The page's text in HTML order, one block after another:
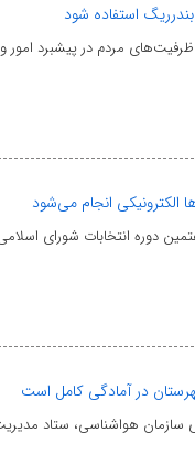
استفاده شود
ظرفیت‌های مردم در پیشبرد امور
الکترونیکی انجام می‌شود
دوره انتخابات شورای
در آمادگی کامل است
سازمان هواشناسی، ستاد